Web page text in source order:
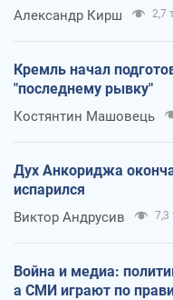
Александр Кирш 2,7
Кремль начал
"последнему рывку"
Костянтин Машовець
Дух Анкориджа
испарился
Виктор Андрусив 7,3
Война и медиа:
а СМИ играют по